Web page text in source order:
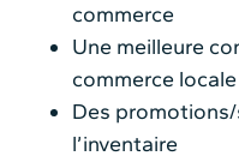
commerce
Une meilleure
commerce locale
Des
l’inventaire